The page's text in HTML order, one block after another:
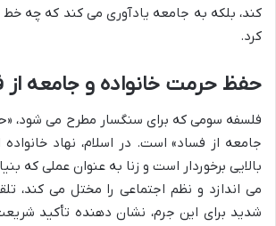
کند، بلکه به جامعه یادآوری می کند که چه خط
کرد.
حفظ حرمت خانواده و جامعه از
فلسفه سومی که برای سنگسار مطرح می شود،
جامعه از فساد» است. در اسلام، نهاد
بالایی برخوردار است و زنا به عنوان عملی که
می اندازد و نظم اجتماعی را مختل می کند،
شدید برای این جرم، نشان دهنده تأکید